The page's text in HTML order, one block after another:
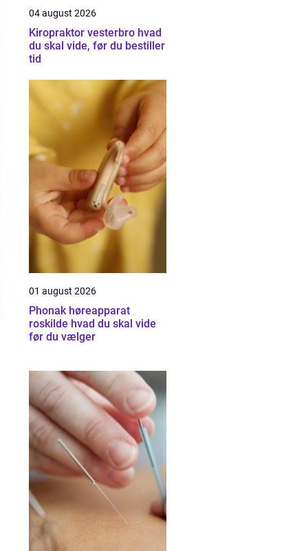
04 august 2026
Kiropraktor vesterbro hvad
du skal vide, før du bestiller
tid
01 august 2026
Phonak høreapparat
roskilde hvad du skal vide
før du vælger